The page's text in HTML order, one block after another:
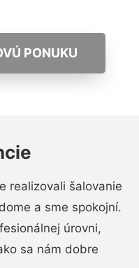
PONUKU
realizovali šalovanie
a sme spokojní.
úrovni,
sa nám dobre